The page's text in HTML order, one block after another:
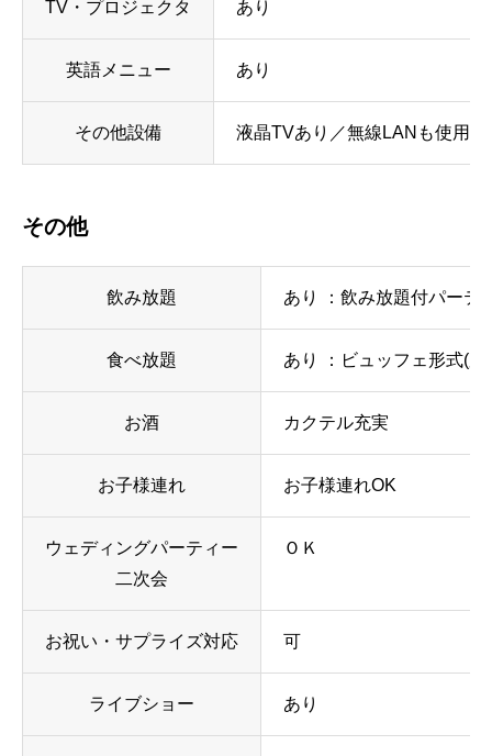
TV・プロジェクタ あり
英語メニュー あり
その他設備 液晶TVあり／無線LANも使用可
その他
飲み放題 あり ：飲み放題付パーテ
食べ放題 あり ：ビュッフェ形式(応
お酒 カクテル充実
お子様連れ お子様連れOK
ウェディングパーティー
二次会
ＯＫ
お祝い・サプライズ対応 可
ライブショー あり